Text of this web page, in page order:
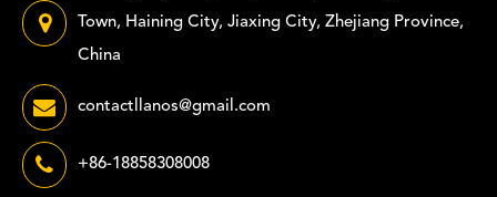
Town, Haining City, Jiaxing City, Zhejiang Province,
China
contactllanos@gmail.com
+86-18858308008